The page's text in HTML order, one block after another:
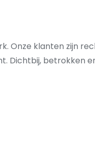
Onze klanten zijn
Dichtbij, betrokken